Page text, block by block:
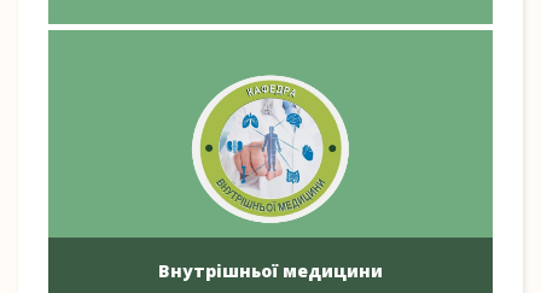
Внутрішньої медицини